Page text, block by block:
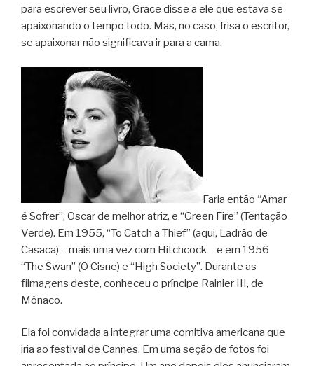
para escrever seu livro, Grace disse a ele que estava se
apaixonando o tempo todo. Mas, no caso, frisa o escritor,
se apaixonar não significava ir para a cama.
Faria então “Amar
é Sofrer”, Oscar de melhor atriz, e “Green Fire” (Tentação
Verde). Em 1955, “To Catch a Thief” (aqui, Ladrão de
Casaca) – mais uma vez com Hitchcock – e em 1956
“The Swan” (O Cisne) e “High Society”. Durante as
filmagens deste, conheceu o príncipe Rainier III, de
Mônaco.
Ela foi convidada a integrar uma comitiva americana que
iria ao festival de Cannes. Em uma seção de fotos foi